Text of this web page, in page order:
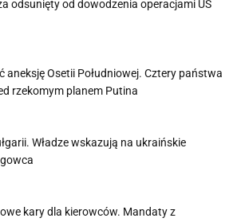
odsunięty od dowodzenia operacjami US
aneksję Osetii Południowej. Cztery państwa
rzekomym planem Putina
Władze wskazują na ukraińskie
kary dla kierowców. Mandaty z